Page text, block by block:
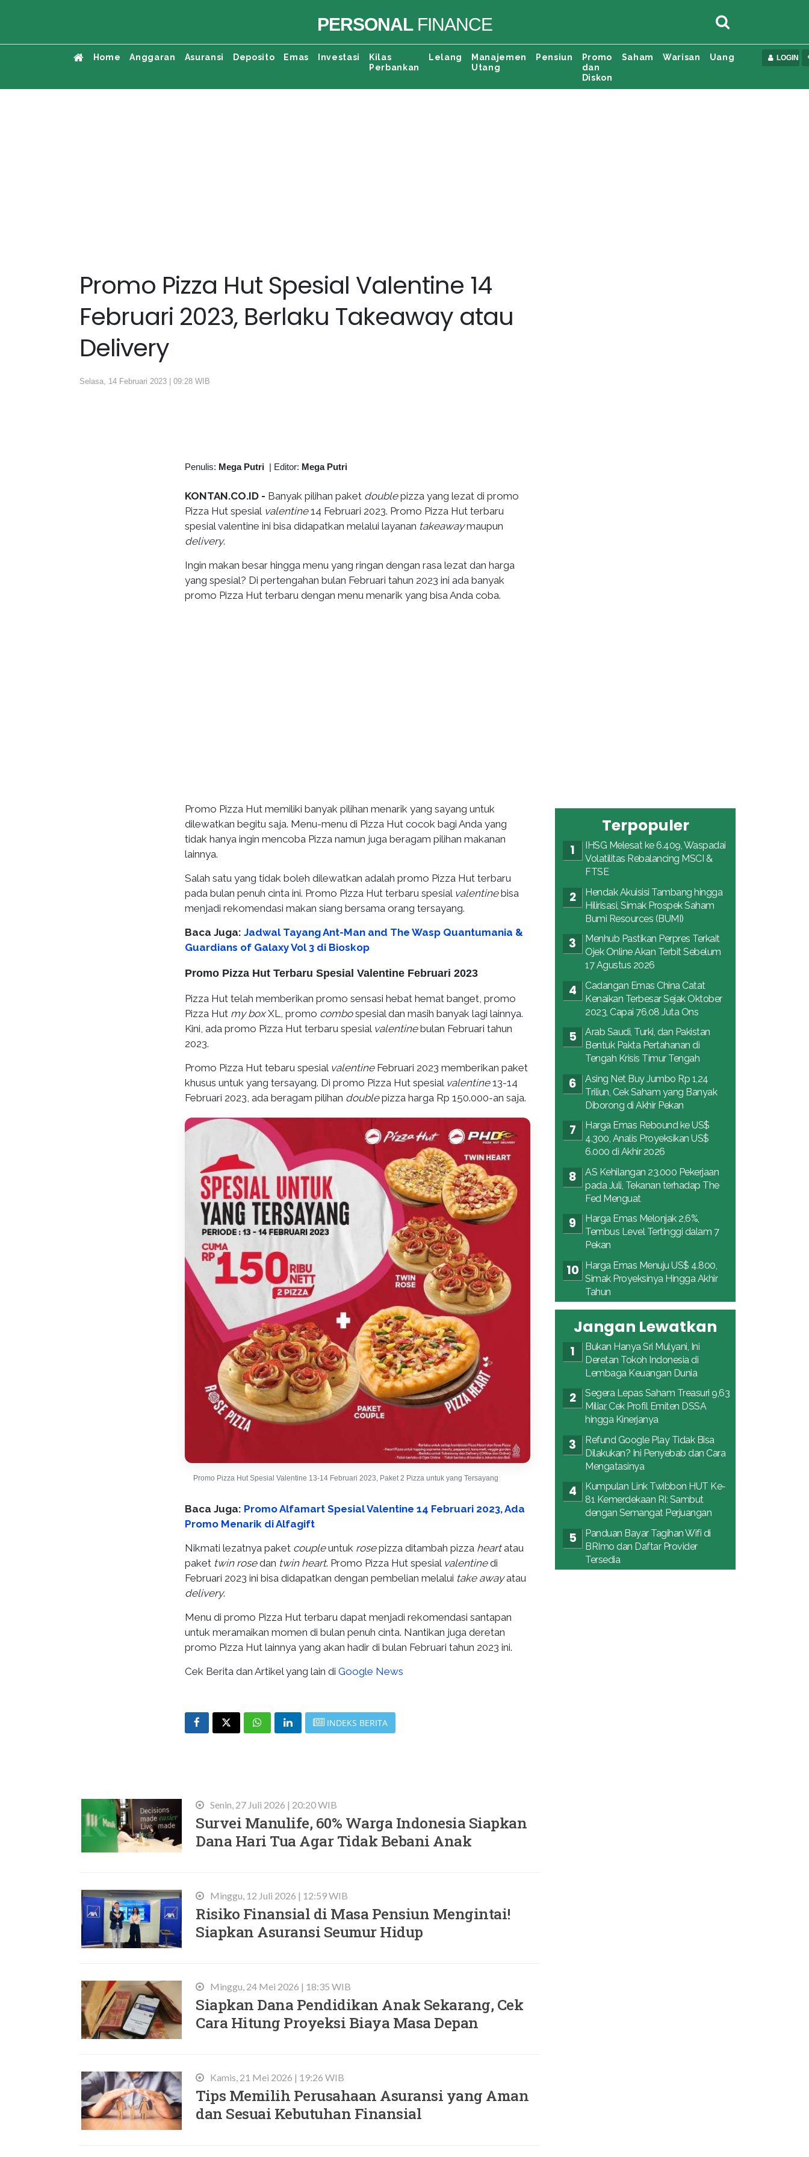
PERSONALFINANCE
Home Anggaran Asuransi Deposito Emas Investasi
Kilas
Perbankan
Lelang
Manajemen
Utang
Pensiun
Promo
dan
Diskon
Saham Warisan Uang LOGIN
Promo Pizza Hut Spesial Valentine 14
Februari 2023, Berlaku Takeaway atau
Delivery
Selasa, 14 Februari 2023 | 09:28 WIB
Penulis: Mega Putri | Editor: Mega Putri
KONTAN.CO.ID - Banyak pilihan paket doublepizza yang lezat di promo
Pizza Hut spesial valentine14 Februari 2023. Promo Pizza Hut terbaru
spesial valentine ini bisa didapatkan melalui layanan takeawaymaupun
delivery.
Ingin makan besar hingga menu yang ringan dengan rasa lezat dan harga
yang spesial? Di pertengahan bulan Februari tahun 2023 ini ada banyak
promo Pizza Hut terbaru dengan menu menarik yang bisa Anda coba.
Promo Pizza Hut memiliki banyak pilihan menarik yang sayang untuk
dilewatkan begitu saja. Menu-menu di Pizza Hut cocok bagi Anda yang
tidak hanya ingin mencoba Pizza namun juga beragam pilihan makanan
lainnya.
Salah satu yang tidak boleh dilewatkan adalah promo Pizza Hut terbaru
pada bulan penuh cinta ini. Promo Pizza Hut terbaru spesial valentinebisa
menjadi rekomendasi makan siang bersama orang tersayang.
Baca Juga: Jadwal Tayang Ant-Man and The Wasp Quantumania &
Guardians of Galaxy Vol 3 di Bioskop
Promo Pizza Hut Terbaru Spesial Valentine Februari 2023
Pizza Hut telah memberikan promo sensasi hebat hemat banget, promo
Pizza Hut my boxXL, promo combospesial dan masih banyak lagi lainnya.
Kini, ada promo Pizza Hut terbaru spesial valentinebulan Februari tahun
2023.
Promo Pizza Hut tebaru spesial valentine Februari 2023 memberikan paket
khusus untuk yang tersayang. Di promo Pizza Hut spesial valentine13-14
Februari 2023, ada beragam pilihan doublepizza harga Rp 150.000-an saja.
Promo Pizza Hut Spesial Valentine 13-14 Februari 2023, Paket 2 Pizza untuk yang Tersayang
Baca Juga: Promo Alfamart Spesial Valentine 14 Februari 2023, Ada
Promo Menarik di Alfagift
Nikmati lezatnya paket coupleuntuk rosepizza ditambah pizza heartatau
paket twin rosedan twin heart. Promo Pizza Hut spesial valentinedi
Februari 2023 ini bisa didapatkan dengan pembelian melalui take awayatau
delivery.
Menu di promo Pizza Hut terbaru dapat menjadi rekomendasi santapan
untuk meramaikan momen di bulan penuh cinta. Nantikan juga deretan
promo Pizza Hut lainnya yang akan hadir di bulan Februari tahun 2023 ini.
Cek Berita dan Artikel yang lain di Google News
INDEKS BERITA
Senin, 27 Juli 2026 | 20:20 WIB
Survei Manulife, 60% Warga Indonesia Siapkan
Dana Hari Tua Agar Tidak Bebani Anak
Minggu, 12 Juli 2026 | 12:59 WIB
Risiko Finansial di Masa Pensiun Mengintai!
Siapkan Asuransi Seumur Hidup
Minggu, 24 Mei 2026 | 18:35 WIB
Siapkan Dana Pendidikan Anak Sekarang, Cek
Cara Hitung Proyeksi Biaya Masa Depan
Kamis, 21 Mei 2026 | 19:26 WIB
Tips Memilih Perusahaan Asuransi yang Aman
dan Sesuai Kebutuhan Finansial
Terpopuler
IHSG Melesat ke 6.409, Waspadai
Volatilitas Rebalancing MSCI &
FTSE
Hendak Akuisisi Tambang hingga
Hilirisasi, Simak Prospek Saham
Bumi Resources (BUMI)
Menhub Pastikan Perpres Terkait
Ojek Online Akan Terbit Sebelum
17 Agustus 2026
Cadangan Emas China Catat
Kenaikan Terbesar Sejak Oktober
2023, Capai 76,08 Juta Ons
Arab Saudi, Turki, dan Pakistan
Bentuk Pakta Pertahanan di
Tengah Krisis Timur Tengah
Asing Net Buy Jumbo Rp 1,24
Triliun, Cek Saham yang Banyak
Diborong di Akhir Pekan
Harga Emas Rebound ke US$
4.300, Analis Proyeksikan US$
6.000 di Akhir 2026
AS Kehilangan 23.000 Pekerjaan
pada Juli, Tekanan terhadap The
Fed Menguat
Harga Emas Melonjak 2,6%,
Tembus Level Tertinggi dalam 7
Pekan
Harga Emas Menuju US$ 4.800,
Simak Proyeksinya Hingga Akhir
Tahun
Jangan Lewatkan
Bukan Hanya Sri Mulyani, Ini
Deretan Tokoh Indonesia di
Lembaga Keuangan Dunia
Segera Lepas Saham Treasuri 9,63
Miliar, Cek Profil Emiten DSSA
hingga Kinerjanya
Refund Google Play Tidak Bisa
Dilakukan? Ini Penyebab dan Cara
Mengatasinya
Kumpulan Link Twibbon HUT Ke-
81 Kemerdekaan RI: Sambut
dengan Semangat Perjuangan
Panduan Bayar Tagihan Wifi di
BRImo dan Daftar Provider
Tersedia